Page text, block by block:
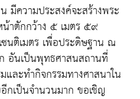
มีความประสงค์จะสร้างพระ
าตักกว้าง ๕ เมตร ๕๙
นติเมตร เพื่อประดิษฐาน ณ
อันเป็นพุทธศาสนสถานที่
ละทำกิจกรรมทางศาสนาใน
กเป็นจำนวนมาก ขอเชิญ